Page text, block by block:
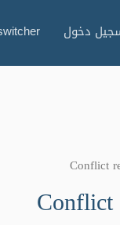
دخول